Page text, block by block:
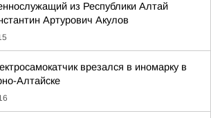
из Республики Алтай
Артурович Акулов
врезался в иномарку в
Алтайске